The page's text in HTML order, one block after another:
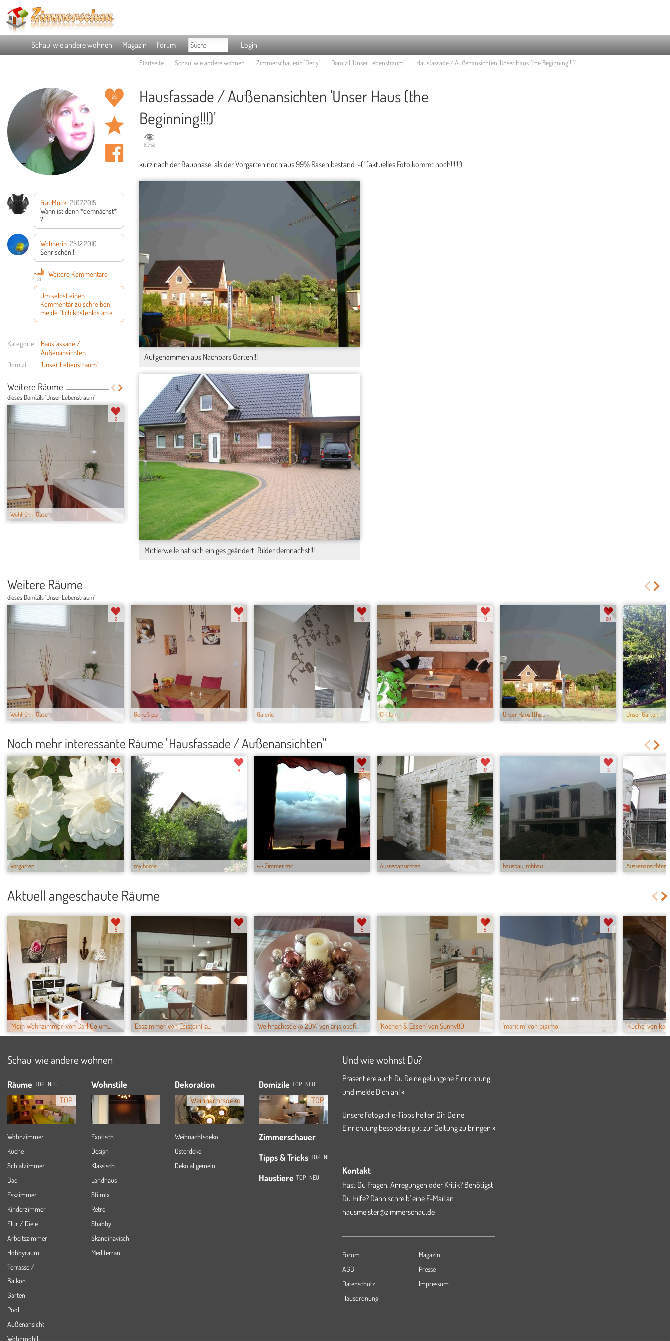
Schau' wie andere wohnen Magazin Forum Login
Startseite Schau' wie andere wohnen Zimmerschauerin 'Oerly' Domizil 'Unser Lebenstraum' Hausfassade / Außenansichten 'Unser Haus (the Beginning!!!)'
20
FrauMock 21.07.2015
Wann ist denn *demnächst*
?
Wohnerin 25.12.2010
Sehr schön!!!
31
Weitere Kommentare
Um selbst einen
Kommentar zu schreiben,
melde Dich kostenlos an »
Kategorie
Hausfassade /
Außenansichten
Domizil
'Unser Lebenstraum'
Weitere Räume
dieses Domizils 'Unser Lebenstraum'
Wohlfühl- Oase
2
Genuß pur
8
Galerie
Hausfassade / Außenansichten 'Unser Haus (the
Beginning!!!)'
6.752
kurz nach der Bauphase, als der Vorgarten noch aus 99% Rasen bestand ;-(! (aktuelles Foto kommt noch!!!!!!)
Aufgenommen aus Nachbars Garten!!!
Mittlerweile hat sich einiges geändert, Bilder demnächst!!!
Weitere Räume
dieses Domizils 'Unser Lebenstraum'
Wohlfühl- Oase
2
Genuß pur
8
Galerie
16
Chillen
9
Unser Haus (the...
20
Unser Garten
Noch mehr interessante Räume "Hausfassade / Außenansichten"
Vorgarten
0
my home
4
•¿• Zimmer mit ...
23
Aussenansichten
17
hausbau, rohbau
3
Aussenansichten
Aktuell angeschaute Räume
'Mein Wohnzimmer' von CarliColum...
5
'Esszimmer' von EsisteinHa...
1
'Weihnachtsdeko 2014' von anjajosefi...
5
'Kochen & Essen' von Sunny80
8
'maritim' von bigimo
1
'Küche' von
Schau' wie andere wohnen
Räume TOP NEU
TOP
Wohnzimmer
Küche
Schlafzimmer
Bad
Esszimmer
Kinderzimmer
Flur / Diele
Arbeitszimmer
Hobbyraum
Terrasse /
Balkon
Garten
Pool
Außenansicht
Wohnmobil
Wohnstile
Exotisch
Design
Klassisch
Landhaus
Stilmix
Retro
Shabby
Skandinavisch
Mediterran
Dekoration
Weihnachtsdeko
Weihnachtsdeko
Osterdeko
Deko allgemein
Domizile TOP NEU
TOP
Zimmerschauer
Tipps & Tricks TOP NEU
Haustiere TOP NEU
Und wie wohnst Du?
Präsentiere auch Du Deine gelungene Einrichtung
und melde Dich an! »
Unsere Fotografie-Tipps helfen Dir, Deine
Einrichtung besonders gut zur Geltung zu bringen »
Kontakt
Hast Du Fragen, Anregungen oder Kritik? Benötigst
Du Hilfe? Dann schreib' eine E-Mail an
hausmeister@zimmerschau.de
Forum
Magazin
AGB
Presse
Datenschutz
Impressum
Hausordnung